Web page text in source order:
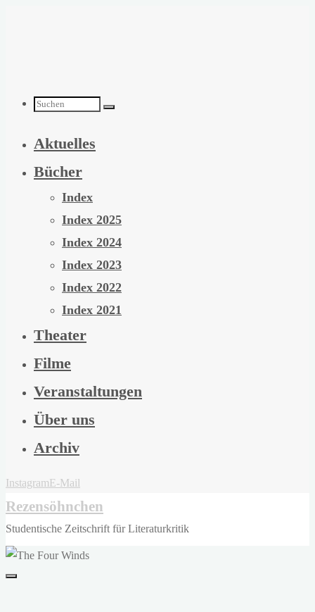
Suchen
nach:
Aktuelles
Bücher
Index
Index 2025
Index 2024
Index 2023
Index 2022
Index 2021
Theater
Filme
Veranstaltungen
Über uns
Archiv
InstagramE-Mail
Rezensöhnchen
Studentische Zeitschrift für Literaturkritik